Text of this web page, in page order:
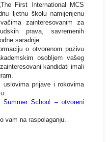
First International MCS
ljetnu školu namijenjenu
zainteresovanim za
prava, savremenih
saradnje.
o otvorenom pozivu
osobljem vašeg
kandidati imali
uslovima prijave i rokovima
School – otvoreni
vam na raspolaganju.